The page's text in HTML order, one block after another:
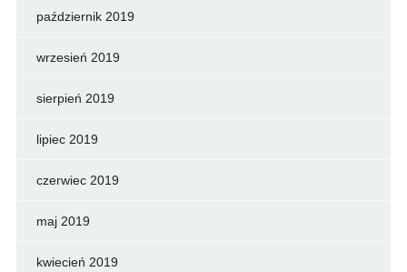
październik 2019
wrzesień 2019
sierpień 2019
lipiec 2019
czerwiec 2019
maj 2019
kwiecień 2019